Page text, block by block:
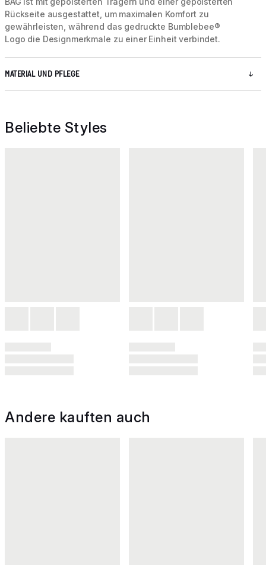
Rückseite ausgestattet, um maximalen Komfort zu
gewährleisten, während das gedruckte Bumblebee®
Logo die Designmerkmale zu einer Einheit verbindet.
MATERIAL UND PFLEGE
Beliebte Styles
Andere kauften auch